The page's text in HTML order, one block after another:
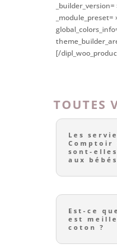
_builder_version=
[/
TOUTES
Les
Comptoir
sont-
aux bébés
Est-ce
est
coton ?